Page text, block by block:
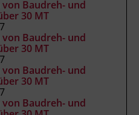
(BGBl. Nr.
Fassung).
Baudreh- und
30 MT
Baudreh- und
30 MT
Baudreh- und
30 MT
Baudreh- und